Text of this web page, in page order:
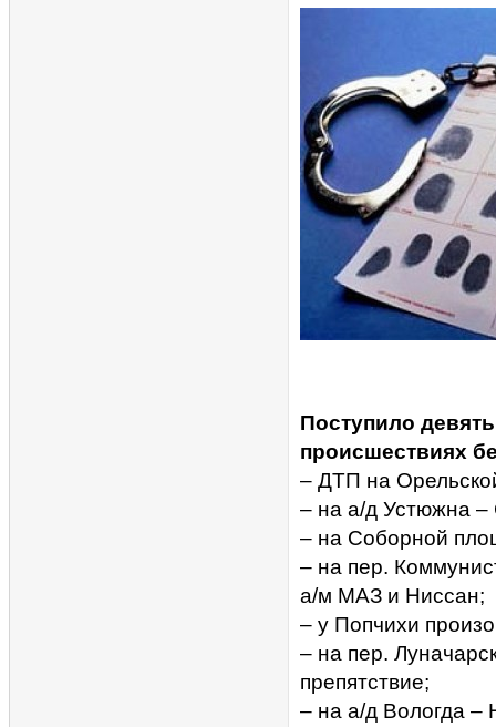
Поступило
происшествиях
– ДТП на
– на а/д Устюжна –
– на Соборной
– на пер.
а/м МАЗ и Ниссан;
– у Попчихи
– на пер.
препятствие;
– на а/д Вологда –